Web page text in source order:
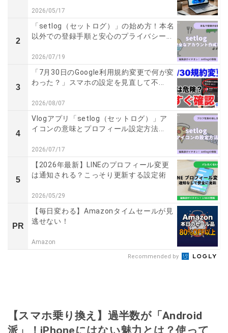
2026/05/17
2
「setlog（セットログ）」の始め方！本名
以外での登録手順と安心のプライバシー...
2026/07/19
3
「7月30日のGoogle利用規約変更で何が変
わった？」スマホの設定を見直して不...
2026/08/07
4
Vlogアプリ「setlog（セットログ）」ア
イコンの意味とプロフィール設定方法...
2026/07/17
5
【2026年最新】LINEのプロフィール変更
は通知される？こっそり更新する設定術
2026/05/29
PR
【毎日変わる】Amazonタイムセールが見
逃せない！
Amazon
Recommended by
【スマホ乗り換え】過半数が「Android
派」！iPhoneにはない魅力とは？使って